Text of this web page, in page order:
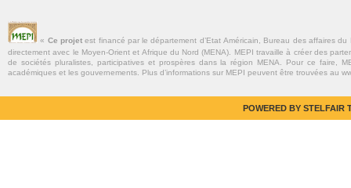
« Ce projetest financé par le département d’Etat Américain, Bureau des affaires
directement avec le Moyen-Orient et Afrique du Nord (MENA). MEPI travaille à créer des
de sociétés pluralistes, participatives et prospères dans la région MENA. Pour ce faire,
académiques et les gouvernements. Plus d’informations sur MEPI peuvent être trouvées au
POWERED BY STELFAIR